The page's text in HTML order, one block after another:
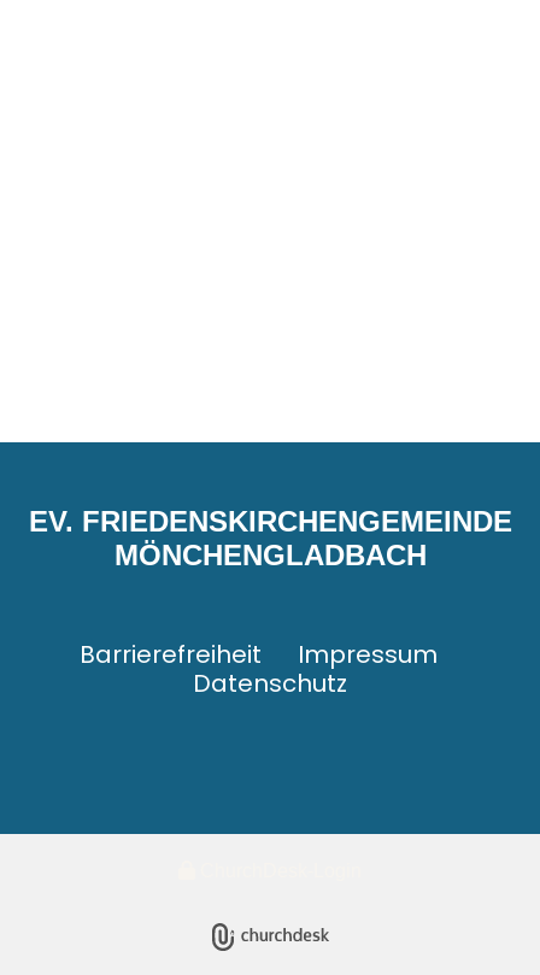
EV. FRIEDENSKIRCHENGEMEINDE
MÖNCHENGLADBACH
Barrierefreiheit
Impressum
Datenschutz